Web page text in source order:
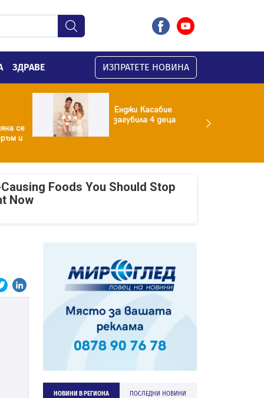
ЗДРАВЕ ИЗПРАТЕТЕ НОВИНА
се
и
Енджи Касабие
загубила 4 деца
Foods You Should Stop
Now
НОВИНИ В РЕГИОНА ПОСЛЕДНИ НОВИНИ